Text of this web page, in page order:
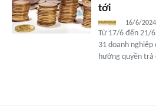
tới
16/6/2024
Từ 17/6 đến 21/
31 doanh nghiệp
hưởng quyền